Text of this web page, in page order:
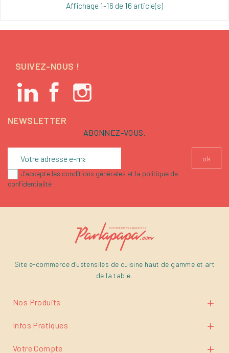
Affichage 1-16 de 16 article(s)
SUIVEZ-NOUS !
NEWSLETTER
ABONNEZ-VOUS.
J'accepte les conditions générales et la politique de
confidentialité
Site e-commerce d'ustensiles de cuisine haut de gamme et art
de la table.
Nos Produits 
Infos Pratiques 
Votre Compte 